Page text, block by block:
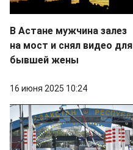
В Астане мужчина залез
на мост и снял видео для
бывшей жены
16 июня 2025 10:24